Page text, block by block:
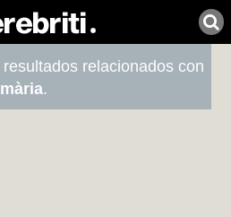
relacionados con
.